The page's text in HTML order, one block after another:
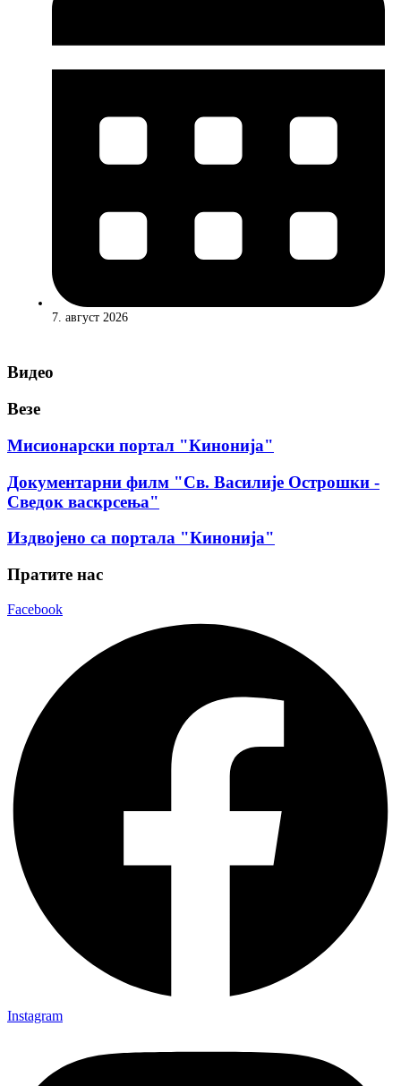
7. август 2026
Видео
Везе
Мисионарски портал "Кинонија"
Документарни филм "Св. Василије Острошки -
Сведок васкрсења"
Издвојено са портала "Кинонија"
Пратите нас
Facebook
Instagram